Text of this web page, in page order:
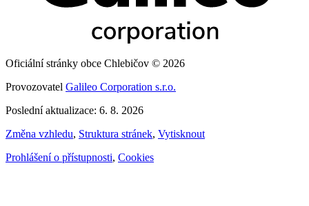
Oficiální stránky obce Chlebičov © 2026
Provozovatel Galileo Corporation s.r.o.
Poslední aktualizace: 6. 8. 2026
Změna vzhledu, Struktura stránek, Vytisknout
Prohlášení o přístupnosti, Cookies